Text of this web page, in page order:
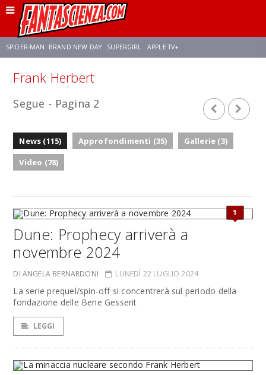
SPIDER-MAN: BRAND NEW DAY SUPERGIRL APPLE TV+
Frank Herbert
Segue - Pagina 2
News (115) Approfondimenti (35)
Gallerie (3)
Video (78)
1
Dune: Prophecy arriverà a
novembre 2024
DI ANGELA BERNARDONI LUNEDÌ 22 LUGLIO 2024
La serie prequel/spin-off si concentrerà sul periodo della
fondazione delle Bene Gesserit
LEGGI